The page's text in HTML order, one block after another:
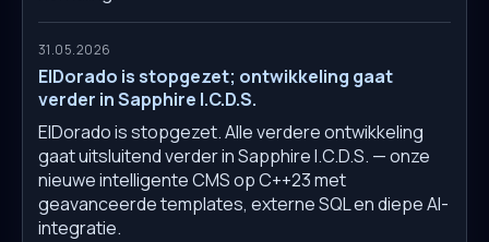
31.05.2026
ElDorado is stopgezet; ontwikkeling gaat
verder in Sapphire I.C.D.S.
ElDorado is stopgezet. Alle verdere ontwikkeling
gaat uitsluitend verder in Sapphire I.C.D.S. — onze
nieuwe intelligente CMS op C++23 met
geavanceerde templates, externe SQL en diepe AI-
integratie.